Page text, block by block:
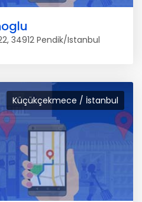
34912 Pendik/Istanbul
Küçükçekmece / İstanbul